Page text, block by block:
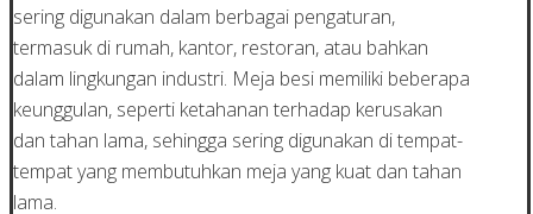
sering digunakan dalam berbagai pengaturan,
termasuk di rumah, kantor, restoran, atau bahkan
dalam lingkungan industri. Meja besi memiliki beberapa
keunggulan, seperti ketahanan terhadap kerusakan
dan tahan lama, sehingga sering digunakan di tempat-
tempat yang membutuhkan meja yang kuat dan tahan
lama.